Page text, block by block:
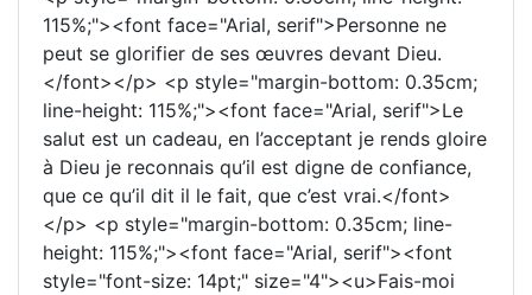
115%;"><font face="Arial, serif">Personne ne
peut se glorifier de ses œuvres devant Dieu.
</font></p> <p style="margin-bottom: 0.35cm;
line-height: 115%;"><font face="Arial, serif">Le
salut est un cadeau, en l’acceptant je rends gloire
à Dieu je reconnais qu’il est digne de confiance,
que ce qu’il dit il le fait, que c’est vrai.</font>
</p> <p style="margin-bottom: 0.35cm; line-
height: 115%;"><font face="Arial, serif"><font
style="font-size: 14pt;" size="4"><u>Fais-moi